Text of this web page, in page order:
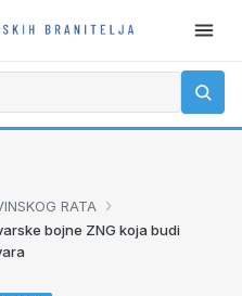
RATA ›
bojne ZNG koja budi